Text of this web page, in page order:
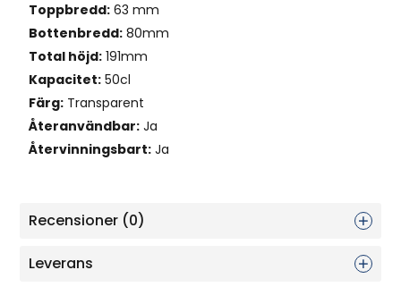
Toppbredd: 63 mm
Bottenbredd: 80mm
Total höjd: 191mm
Kapacitet: 50cl
Färg: Transparent
Återanvändbar: Ja
Återvinningsbart: Ja
Recensioner (0)
Leverans